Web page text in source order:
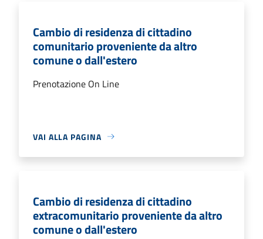
Cambio di residenza di cittadino
comunitario proveniente da altro
comune o dall'estero
Prenotazione On Line
VAI ALLA PAGINA
Cambio di residenza di cittadino
extracomunitario proveniente da altro
comune o dall'estero